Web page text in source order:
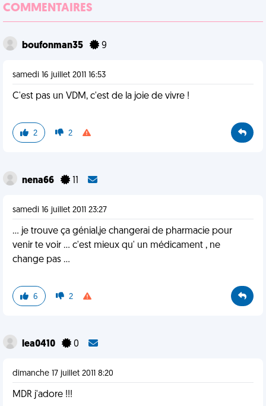
COMMENTAIRES
boufonman35 9
samedi 16 juillet 2011 16:53
C'est pas un VDM, c'est de la joie de vivre !
2 2
nena66
samedi 16 juillet 2011 23:27
... je trouve ça génial,je changerai de pharmacie pour
venir te voir ... c'est mieux qu' un médicament , ne
change pas ...
6 2
lea0410 0
dimanche 17 juillet 2011 8:20
MDR j'adore !!!